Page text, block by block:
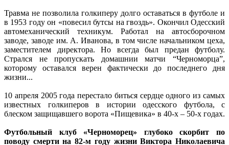
Травма не позволила голкиперу долго оставаться в футболе и
в 1953 году он «повесил бутсы на гвоздь». Окончил Одесский
автомеханический техникум. Работал на автосборочном
заводе, заводе им. А. Иванова, в том числе начальником цеха,
заместителем директора. Но всегда был предан футболу.
Стрался не пропускать домашнии матчи “Черноморца”,
которому оставался верен фактически до последнего дня
жизни...
10 апреля 2005 года перестало биться сердце одного из самых
известных голкиперов в истории одесского футбола, с
блеском защищавшего ворота «Пищевика» в 40-х – 50-х годах.
Футбольный клуб «Черноморец» глубоко скорбит по
поводу смерти на 82-м году жизни Виктора Николаевича